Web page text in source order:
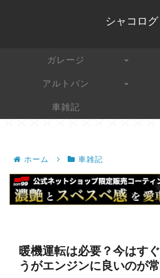
シャコログ
ガレージ
アルトバン
車雑記
ホーム 車雑記
暖機運転は必要？今はす
うがエンジンに良いのが常